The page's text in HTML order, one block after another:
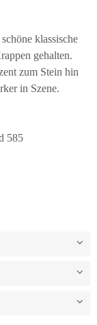
klassische
gehalten.
zum Stein hin
in Szene.
585